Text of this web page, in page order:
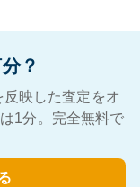
？
映した査定をオ
1分。完全無料で